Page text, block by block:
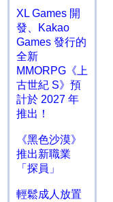
XL Games 開
發、Kakao
Games 發行的
全新
MMORPG《上
古世紀 S》預
計於 2027 年
推出！
《黑色沙漠》
推出新職業
「探員」
輕鬆成人放置